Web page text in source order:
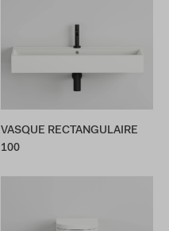
VASQUE RECTANGULAIRE
100